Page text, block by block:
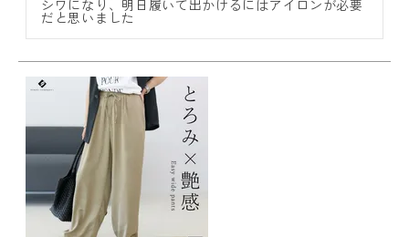
シワになり、明日履いて出かけるにはアイロンが必要
だと思いました